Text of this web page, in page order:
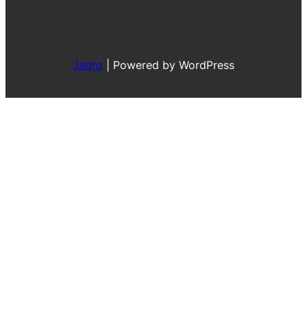
Jadro Powered by WordPress